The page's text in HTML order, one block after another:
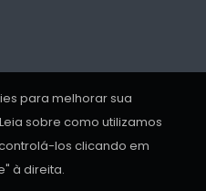
para melhorar sua
sobre como utilizamos
los clicando em
à direita.